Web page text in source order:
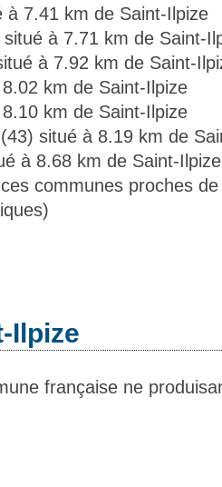
à 7.41 km de Saint-Ilpize
situé à 7.71 km de Saint-
à 7.92 km de Saint-
km de Saint-Ilpize
km de Saint-Ilpize
(43) situé à 8.19 km de
à 8.68 km de Saint-
communes proches
Ilpize
française ne